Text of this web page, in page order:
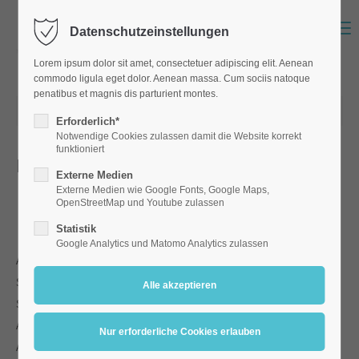
16.04.2024 18:40
Ehrung
E hrung der ausscheidenden Schülerlotsen im Regina Kino
Am 16. April 2024 erlebten die Schülerlotsen aus dem Gebiet der
Stadt und des Landkreises Regensburg einen ganz besonderen
Schultag im Kino Regina, der nicht nur ihrer bedeutungsvollen
Arbeit gewidmet war, sondern auch als ein Ausdruck der
Anerkennung und Wertschätzung für ihr langjähriges
Datenschutzeinstellungen
Lorem ipsum dolor sit amet, consectetuer adipiscing elit. Aenean
commodo ligula eget dolor. Aenean massa. Cum sociis natoque
penatibus et magnis dis parturient montes.
Erforderlich*
Notwendige Cookies zulassen damit die Website korrekt
funktioniert
Externe Medien
Externe Medien wie Google Fonts, Google Maps,
OpenStreetMap und Youtube zulassen
Statistik
Google Analytics und Matomo Analytics zulassen